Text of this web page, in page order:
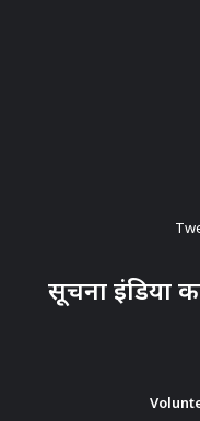
सूचना इंडिया